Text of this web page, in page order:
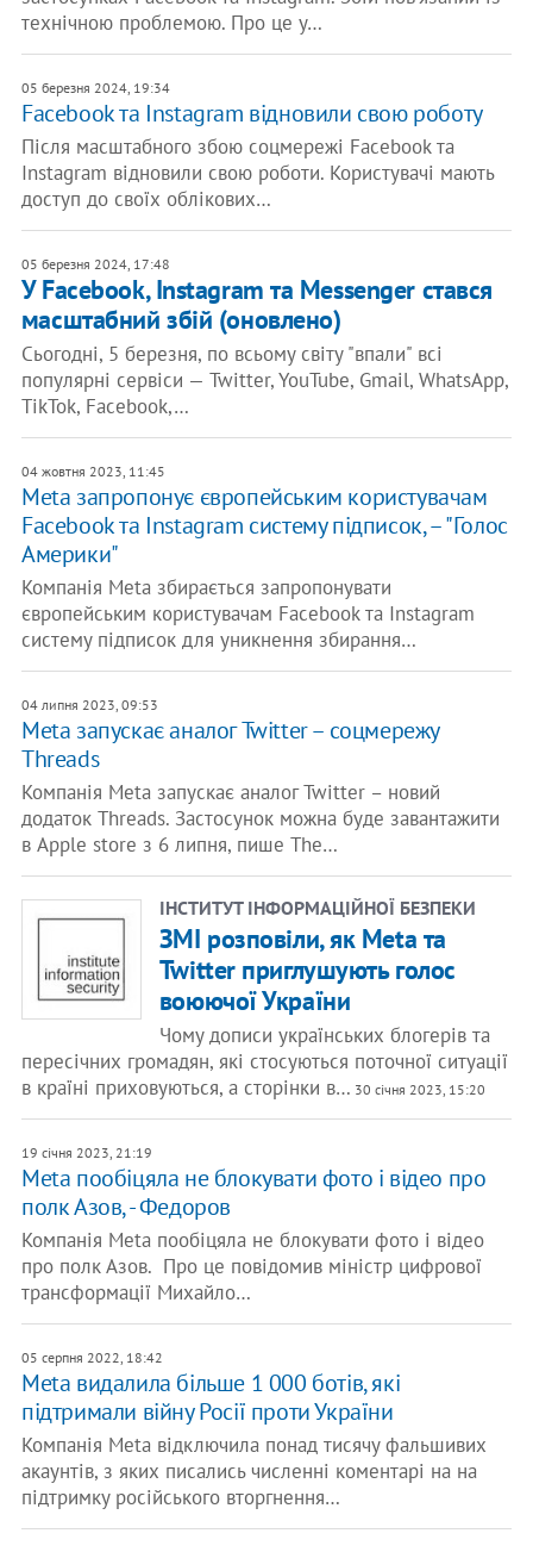
технічною проблемою. Про це у…
05 березня 2024, 19:34
Facebook та Instagram відновили свою роботу
Після масштабного збою соцмережі Facebook та
Instagram відновили свою роботи. Користувачі мають
доступ до своїх облікових…
05 березня 2024, 17:48
У Facebook, Instagram та Messenger стався
масштабний збій (оновлено)
Сьогодні, 5 березня, по всьому світу "впали" всі
популярні сервіси — Twitter, YouTube, Gmail, WhatsApp,
TikTok, Facebook,…
04 жовтня 2023, 11:45
Meta запропонує європейським користувачам
Facebook та Instagram систему підписок, – "Голос
Америки"
Компанія Meta збирається запропонувати
європейським користувачам Facebook та Instagram
систему підписок для уникнення збирання…
04 липня 2023, 09:53
Meta запускає аналог Twitter – соцмережу
Threads
Компанія Meta запускає аналог Twitter – новий
додаток Threads. Застосунок можна буде завантажити
в Apple store з 6 липня, пише The…
ІНСТИТУТ ІНФОРМАЦІЙНОЇ БЕЗПЕКИ
ЗМІ розповіли, як Meta та
Twitter приглушують голос
воюючої України
Чому дописи українських блогерів та
пересічних громадян, які стосуються поточної ситуації
в країні приховуються, а сторінки в… 30 січня 2023, 15:20
19 січня 2023, 21:19
​Meta пообіцяла не блокувати фото і відео про
полк Азов, - Федоров
Компанія Meta пообіцяла не блокувати фото і відео
про полк Азов. Про це повідомив міністр цифрової
трансформації Михайло…
05 серпня 2022, 18:42
Meta видалила більше 1 000 ботів, які
підтримали війну Росії проти України
Компанія Meta відключила понад тисячу фальшивих
акаунтів, з яких писались численні коментарі на на
підтримку російського вторгнення…